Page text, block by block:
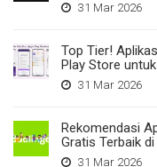
31 Mar 2026
Top Tier!
Play Store
31 Mar 2026
Rekomendasi
Gratis Terbaik
31 Mar 2026